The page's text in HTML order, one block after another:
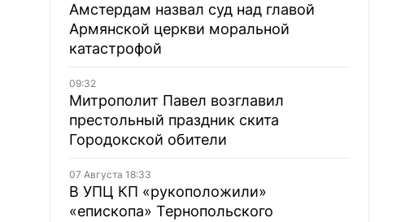
Амстердам назвал суд над главой
Армянской церкви моральной
катастрофой
09:32
Митрополит Павел возглавил
престольный праздник скита
Городокской обители
07 Августа 18:33
В УПЦ КП «рукоположили»
«епископа» Тернопольского